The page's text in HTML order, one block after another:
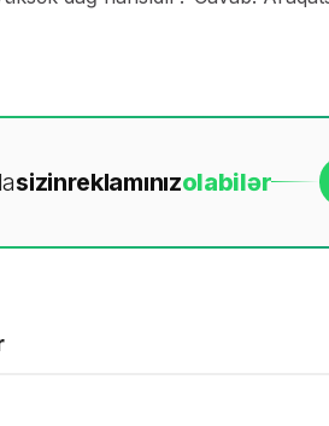
sizinreklamınızolabilər